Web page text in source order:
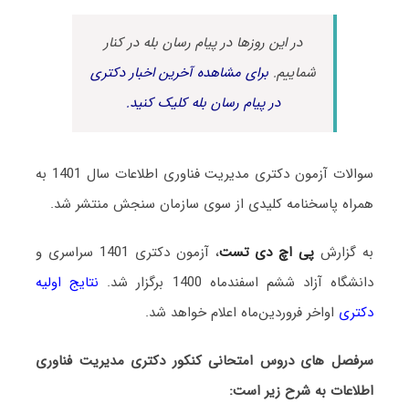
در این روزها در پیام رسان بله در کنار
شماییم.برای مشاهده آخرین اخبار دکتری
در پیام رسان بله کلیک کنید.
سوالات آزمون دکتری مدیریت فناوری اطلاعات سال 1401 به
همراه پاسخنامه کلیدی از سوی سازمان سنجش منتشر شد.
به گزارشپی اچ دی تست
، آزمون دکتری 1401 سراسری و
دانشگاه آزاد ششم اسفندماه 1400 برگزار شد.
نتایج اولیه
دکتری اواخر فروردین‌ماه اعلام خواهد شد.
سرفصل های دروس امتحانی کنکور دکتری مدیریت فناوری
اطلاعات به شرح زیر است: